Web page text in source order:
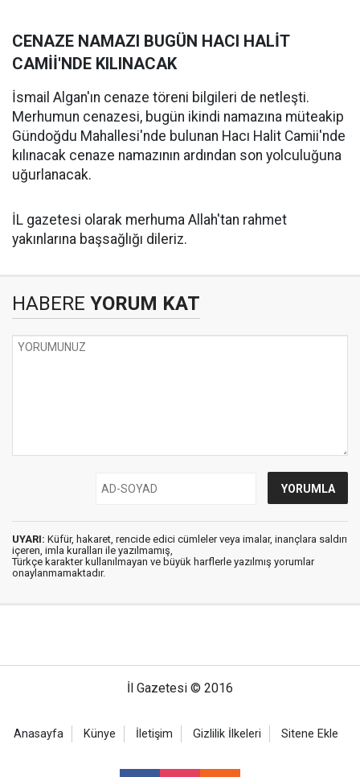
CENAZE NAMAZI BUGÜN HACI HALİT
CAMİİ'NDE KILINACAK
İsmail Algan'ın cenaze töreni bilgileri de netleşti.
Merhumun cenazesi, bugün ikindi namazına müteakip
Gündoğdu Mahallesi'nde bulunan Hacı Halit Camii'nde
kılınacak cenaze namazının ardından son yolculuğuna
uğurlanacak.
İL gazetesi olarak merhuma Allah'tan rahmet
yakınlarına başsağlığı dileriz.
HABERE YORUM KAT
UYARI: Küfür, hakaret, rencide edici cümleler veya imalar, inançlara saldırı
içeren, imla kuralları ile yazılmamış,
Türkçe karakter kullanılmayan ve büyük harflerle yazılmış yorumlar
onaylanmamaktadır.
İl Gazetesi © 2016
Anasayfa Künye İletişim Gizlilik İlkeleri Sitene Ekle